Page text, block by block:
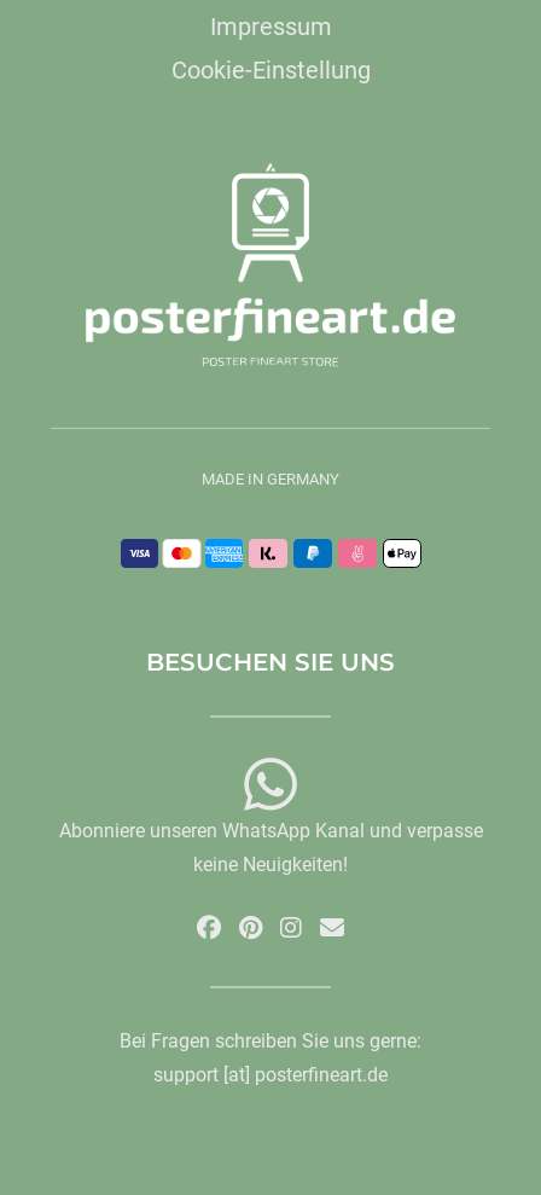
Impressum
Cookie-Einstellung
MADE IN GERMANY
BESUCHEN SIE UNS
Abonniere unseren WhatsApp Kanal und verpasse
keine Neuigkeiten!
Bei Fragen schreiben Sie uns gerne:
support [at] posterfineart.de